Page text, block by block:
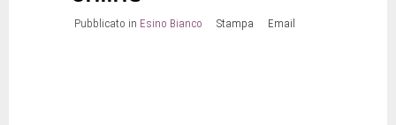
Pubblicato in Esino Bianco Stampa Email